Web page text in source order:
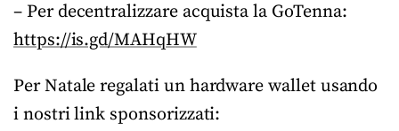
– Per decentralizzare acquista la GoTenna:
https://is.gd/MAHqHW
Per Natale regalati un hardware wallet usando
i nostri link sponsorizzati: